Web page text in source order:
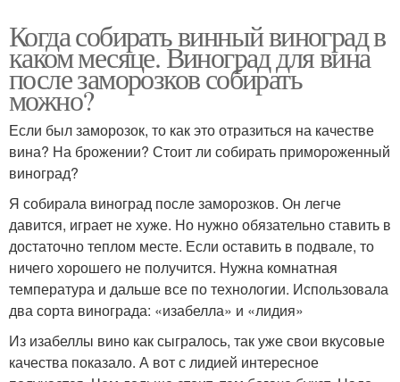
Когда собирать винный виноград в
каком месяце. Виноград для вина
после заморозков собирать
можно?
Если был заморозок, то как это отразиться на качестве
вина? На брожении? Стоит ли собирать примороженный
виноград?
Я собирала виноград после заморозков. Он легче
давится, играет не хуже. Но нужно обязательно ставить в
достаточно теплом месте. Если оставить в подвале, то
ничего хорошего не получится. Нужна комнатная
температура и дальше все по технологии. Использовала
два сорта винограда: «изабелла» и «лидия»
Из изабеллы вино как сыгралось, так уже свои вкусовые
качества показало. А вот с лидией интересное